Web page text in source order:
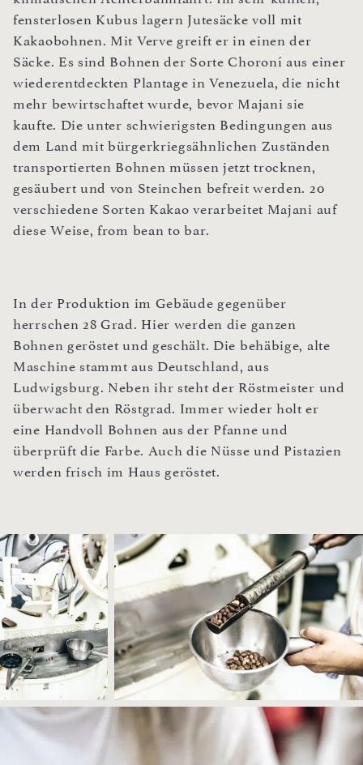
fensterlosen Kubus lagern Jutesäcke voll mit
Kakaobohnen. Mit Verve greift er in einen der
Säcke. Es sind Bohnen der Sorte Choroní aus einer
wiederentdeckten Plantage in Venezuela, die nicht
mehr bewirtschaftet wurde, bevor Majani sie
kaufte. Die unter schwierigsten Bedingungen aus
dem Land mit bürgerkriegsähnlichen Zuständen
transportierten Bohnen müssen jetzt trocknen,
gesäubert und von Steinchen befreit werden. 20
verschiedene Sorten Kakao verarbeitet Majani auf
diese Weise, from bean to bar.
In der Produktion im Gebäude gegenüber
herrschen 28 Grad. Hier werden die ganzen
Bohnen geröstet und geschält. Die behäbige, alte
Maschine stammt aus Deutschland, aus
Ludwigsburg. Neben ihr steht der Röstmeister und
überwacht den Röstgrad. Immer wieder holt er
eine Handvoll Bohnen aus der Pfanne und
überprüft die Farbe. Auch die Nüsse und Pistazien
werden frisch im Haus geröstet.